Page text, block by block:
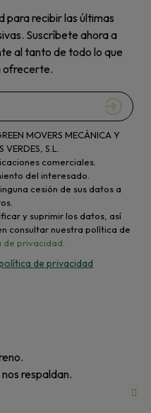
para recibir las últimas
Suscríbete ahora a
al tanto de todo lo que
ofrecerte.
MOVERS MECÁNICA Y
VERDES, S.L.
comerciales.
del interesado.
cesión de sus datos a
y suprimir los datos, así
consultar nuestra política de
de privacidad.
de privacidad
respaldan.